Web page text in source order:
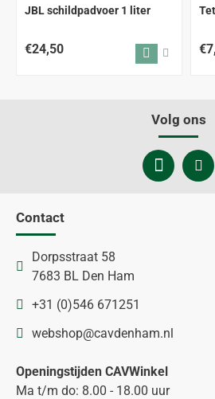
JBL schildpadvoer 1 liter
€24,50
Volg ons
Contact
Dorpsstraat 58
7683 BL Den Ham
+31 (0)546 671251
webshop@cavdenham.nl
Openingstijden CAVWinkel
Ma t/m do: 8.00 - 18.00 uur